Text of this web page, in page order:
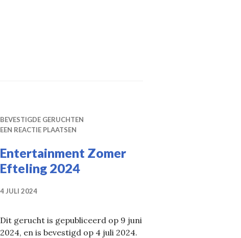
BEVESTIGDE GERUCHTEN
EEN REACTIE PLAATSEN
Entertainment Zomer
Efteling 2024
4 JULI 2024
Dit gerucht is gepubliceerd op 9 juni
2024, en is bevestigd op 4 juli 2024.